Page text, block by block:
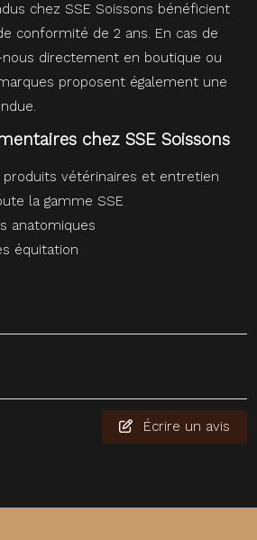
chez SSE Soissons bénéficient
conformité de 2 ans. En cas de
directement en boutique ou
proposent également une
chez SSE Soissons
vétérinaires et entretien
la gamme SSE
anatomiques
équitation
Écrire un avis